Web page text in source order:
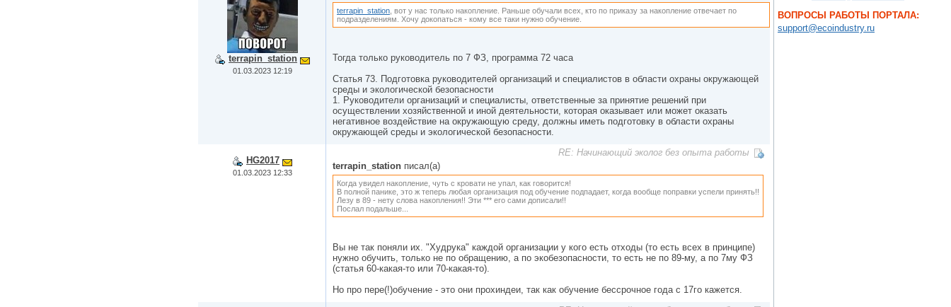
terrapin_station
01.03.2023 12:19
terrapin_station , вот у нас только накопление. Раньше обучали всех, кто по приказу за накопление отвечает по
подразделениям. Хочу докопаться - кому все таки нужно обучение.
Тогда только руководитель по 7 ФЗ, программа 72 часа
Статья 73. Подготовка руководителей организаций и специалистов в области охраны окружающей
среды и экологической безопасности
1. Руководители организаций и специалисты, ответственные за принятие решений при
осуществлении хозяйственной и иной деятельности, которая оказывает или может оказать
негативное воздействие на окружающую среду, должны иметь подготовку в области охраны
окружающей среды и экологической безопасности.
HG2017
01.03.2023 12:33
RE: Начинающий эколог без опыта работы
terrapin_station писал(а)
Когда увидел накопление, чуть с кровати не упал, как говорится!
В полной панике, это ж теперь любая организация под обучение подпадает, когда вообще поправки успели принять!!
Лезу в 89 - нету слова накопления!! Эти *** его сами дописали!!
Послал подальше...
Вы не так поняли их. "Худрука" каждой организации у кого есть отходы (то есть всех в принципе)
нужно обучить, только не по обращению, а по экобезопасности, то есть не по 89-му, а по 7му ФЗ
(статья 60-какая-то или 70-какая-то).
Но про пере(!)обучение - это они прохиндеи, так как обучение бессрочное года с 17го кажется.
ВОПРОСЫ РАБОТЫ ПОРТАЛА:
support@ecoindustry.ru